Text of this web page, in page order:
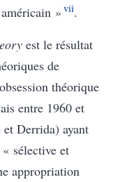
» vii.
est le résultat
de
théorique
entre 1960 et
Derrida) ayant
sélective et
appropriation